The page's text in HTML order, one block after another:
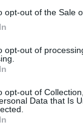
opt-out of the Sale
opt-out of
opt-out of
Data that Is
του
Νηλέα,
Νέστορα,